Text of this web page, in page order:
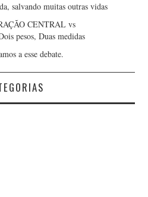
salvando muitas outras vidas
CENTRAL vs
pesos, Duas medidas
a esse debate.